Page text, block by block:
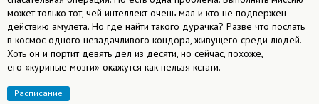
может только тот, чей интеллект очень мал и кто не подвержен
действию амулета. Но где найти такого дурачка? Разве что послать
в космос одного незадачливого кондора, живущего среди людей.
Хоть он и портит девять дел из десяти, но сейчас, похоже,
его «куриные мозги» окажутся как нельзя кстати.
Расписание